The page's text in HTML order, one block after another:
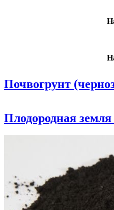
Почвогрунт
Плодородная